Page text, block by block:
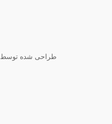
طراحی شده توسط